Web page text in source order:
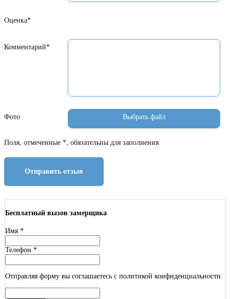
Оценка*
Комментарий*
Фото
Поля, отмеченные *, обязательны для заполнения
Отправить отзыв
Бесплатный вызов замерщика
Имя *
Телефон *
Отправляя форму вы соглашаетесь с политикой конфиденциальности.